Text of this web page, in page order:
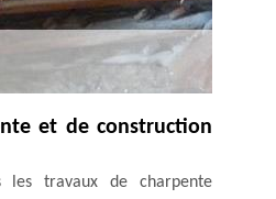
et de construction
les travaux de charpente